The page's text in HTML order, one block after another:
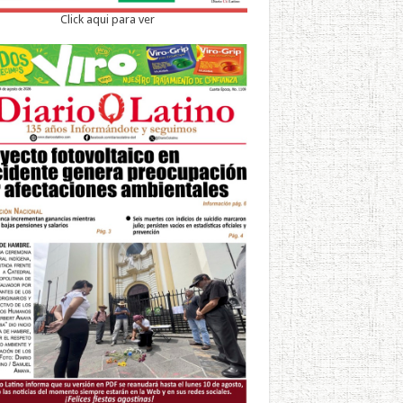
Click aqui para ver